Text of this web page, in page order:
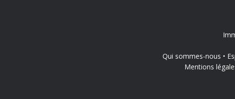
Qui sommes-nous
Mentions